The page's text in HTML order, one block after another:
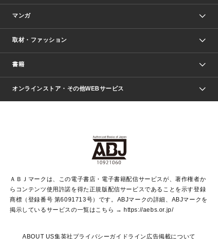
マンガ
少年マンガ
Vジャンプ
ジャンプルーキー！
ジャンプTOON
S-MANGA
集英社ジャンプリミックス
週刊ヤングジャンプ
ウルトラジャンプ
リマコミ＋
マンガMeets
月刊オフィスユー
取材・ファッション
Seventeen
LEE
Marisol
芸能・情報・スポーツ
パラスポ＋！
書籍
文芸・文庫・総合
青春と読書
アジア人物史
集英社新書
集英社新書プラス
よみタイ
ライトノベル・ノベライズ
集英社Webマガジン Cobalt
集英社オレンジ文庫
シフォン文庫
集英社みらい文庫
S-KIDS.LAND
オンラインストア・その他WEBサービス
SHUEISHA MANGA-ART HERITAGE
HAPPY PLUS STORE
shueisha vox
EDITOR'S LAB
ＡＢＪマークは、この電子書店・電子書籍配信サービスが、著作権者か
らコンテンツ使用許諾を得た正規版配信サービスであることを示す登録
商標（登録番号 第6091713号）です。ABJマークの詳細、ABJマークを
掲示しているサービスの一覧はこちら → https://aebs.or.jp/
ABOUT US集英社プライバシーガイドライン 広告掲載について